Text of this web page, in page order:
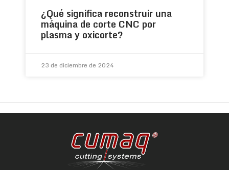
¿Qué significa reconstruir una
máquina de corte CNC por
plasma y oxicorte?
23 de diciembre de 2024